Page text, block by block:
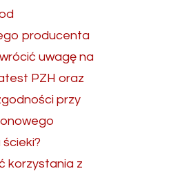
producenta
uwagę na
PZH oraz
przy
korzystania z